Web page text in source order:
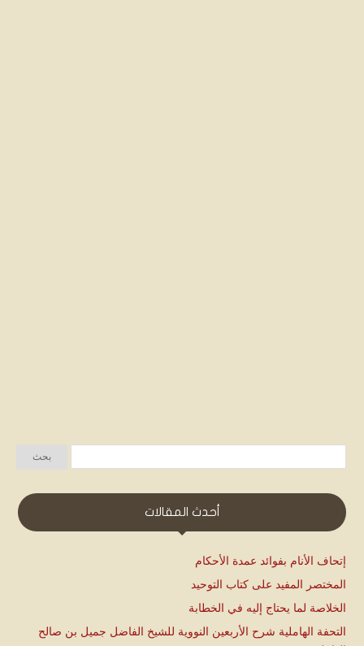
أحدث المقالات
إتحاف الأنام بفوائد عمدة الأحكام
المختصر المفيد على كتاب التوحيد
الخلاصة لما يحتاج إليه في الخطابة
التحفة الهاملية شرح الأربعين النووية للشيخ الفاضل جميل بن صالح